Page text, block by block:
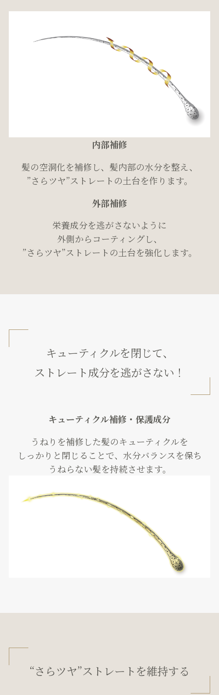
内部補修
髪の空洞化を補修し、髪内部の水分を整え、
”さらツヤ”ストレートの土台を作ります。
外部補修
栄養成分を逃がさないように
外側からコーティングし、
”さらツヤ”ストレートの土台を強化します。
キューティクルを閉じて、
ストレート成分を逃がさない！
キューティクル補修・保護成分
うねりを補修した髪のキューティクルを
しっかりと閉じることで、水分バランスを保ち
うねらない髪を持続させます。
“さらツヤ”ストレートを維持する